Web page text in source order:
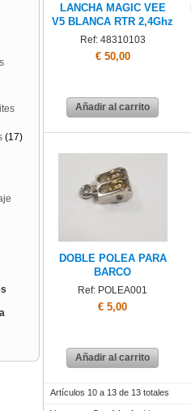
LANCHA MAGIC VEE
V5 BLANCA RTR 2,4Ghz
Ref: 48310103
€ 50,00
Añadir al carrito
DOBLE POLEA PARA
BARCO
Ref: POLEA001
€ 5,00
Añadir al carrito
Artículos 10 a 13 de 13 totales
(17)